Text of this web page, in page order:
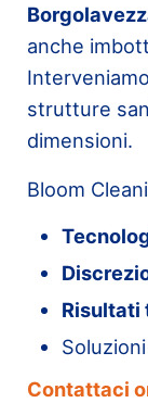
anche
strutture
dimensioni.
Bloom
Risultati
Contattaci